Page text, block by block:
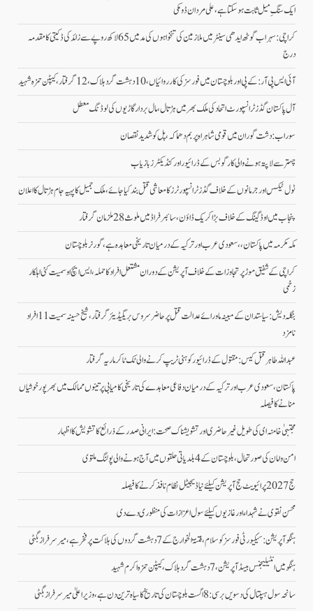
ایک سنگِ میل ثابت ہو سکتا ہے، علی مردان ڈومکی
کراچی: سہراب گوٹھ ایدھی سینٹر میں ملازمین کی تنخواہوں کی مد میں 65 لاکھ روپے سے زائد کی ڈکیتی کا مقدمہ
درج
آئی ایس پی آر: کے پی اور بلوچستان میں فورسز کی کارروائیاں، 10 دہشت گرد ہلاک، 12 گرفتار، کیپٹن حمزہ شہید
آل پاکستان گڈز ٹرانسپورٹ اتحاد کی ملک بھر میں ہڑتال،مال بردار گاڑیوں کی لوڈنگ معطل
سوراب: دشت گوران میں قومی شاہراہ پر بم دھماکہ، پل کو شدید نقصان
چہتر سے لاپتہ ہونے والی کارگو بس کے ڈرائیور اور کنڈیکٹرز بازیاب
ٹول ٹیکس اور جرمانوں کے خلاف گڈز ٹرانسپورٹرز کا معاشی قتل بند کیا جائے، ملک جمیل کا پہیہ جام ہڑتال کا اعلان
پنجاب میں اوڈ گینگ کے خلاف بڑا کریک ڈاؤن، سائبر فراڈ میں ملوث 28 ملزمان گرفتار
مکہ مکرمہ میں پاکستان،، سعودی عرب اور ترکیہ کے درمیان تاریخی معاہدہ ہے، گورنر بلوچستان
کراچی کے شفیق موڑ پر تجاوزات کے خلاف آپریشن کے دوران مشتعل افراد کا حملہ، ایس ایچ او سمیت کئی اہلکار
زخمی
بنگلہ دیش: سیاستدان کے مبینہ ماورائے عدالت قتل پر حاضر سروس بریگیڈیئر گرفتار، شیخ حسینہ سمیت 11 افراد
نامزد
عبداللہ طاہر قتل کیس: مقتول کے ڈرائیور کو ہنی ٹریپ کرنے والی ٹک ٹاکر ماریہ گرفتار
پاکستان، سعودی عرب اور ترکیہ کے درمیان دفاعی معاہدے کی تاریخی کامیابی پرتینوں ممالک میں بھرپورخوشیاں
منانے کا فیصلہ
مجتبیٰ خامنہ ای کی طویل غیرحاضری اور تشویشناک صحت: ایرانی صدر کے ذرائع کا تشویش کا اظہار
امن وامان کی صورتحال،بلوچستان کے 4 بلدیاتی حلقوں میں آج ہونے والی پولنگ ملتوی
حج 2027 پرائیویٹ حج آپریشن کیلئے نیا ڈیجیٹل نظام نافذ کرنے کا فیصلہ
محسن نقوی نے شہداء اور غازیوں کیلئے سول اعزازات کی منظوری دے دی
ہنگو آپریشن: سیکیورٹی فورسز کو سلام، فتنۃ الخوارج کے 7 دہشت گردوں کی ہلاکت پر فخر ہے، میر سرفراز بگٹی
ہنگو میں انٹیلیجنس بیسڈ آپریشن، 7 دہشت گرد ہلاک، کیپٹن حمزہ اکرم شہید
سانحہ سول ہسپتال کی دسویں برسی: 8 اگست بلوچستان کی تاریخ کا سیاہ ترین دن ہے، وزیر اعلیٰ میر سرفراز بگٹی